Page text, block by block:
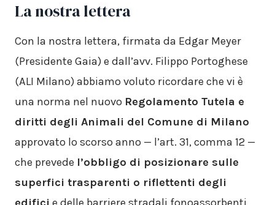
La nostra lettera
Con la nostra lettera, firmata da Edgar Meyer
(Presidente Gaia) e dall’avv. Filippo Portoghese
(ALI Milano) abbiamo voluto ricordare che vi è
una norma nel nuovo Regolamento Tutela e
diritti degli Animali del Comune di Milano
approvato lo scorso anno — l’art. 31, comma 12 —
che prevede l’obbligo di posizionare sulle
superfici trasparenti o riflettenti degli